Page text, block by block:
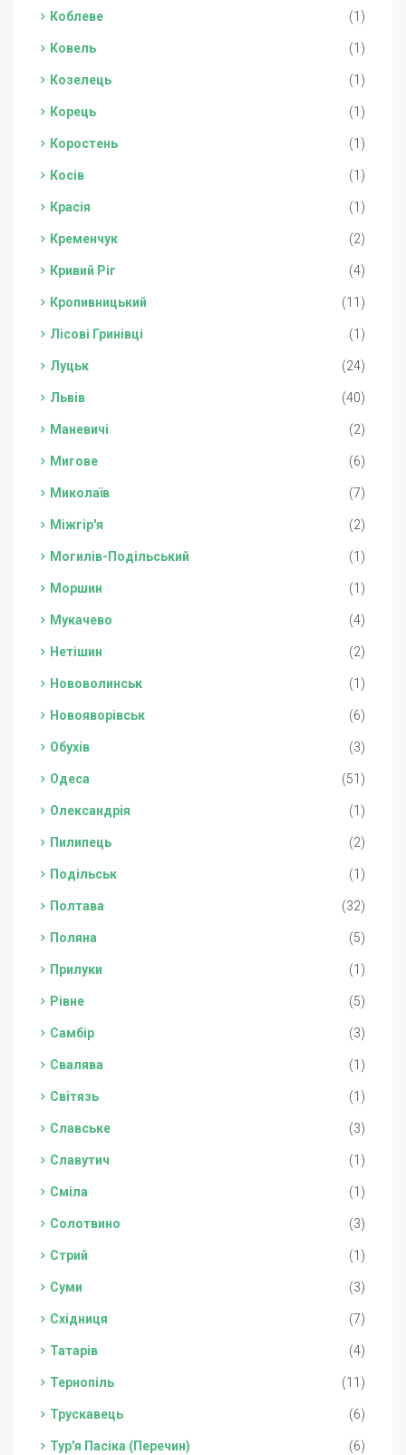
Коблеве (1)
Ковель (1)
Козелець (1)
Корець (1)
Коростень (1)
Косів (1)
Красія (1)
Кременчук (2)
Кривий Ріг (4)
Кропивницький (11)
Лісові Гринівці (1)
Луцьк (24)
Львів (40)
Маневичі (2)
Мигове (6)
Миколаїв (7)
Міжгір'я (2)
Могилів-Подільський (1)
Моршин (1)
Мукачево (4)
Нетішин (2)
Нововолинськ (1)
Новояворівськ (6)
Обухів (3)
Одеса (51)
Олександрія (1)
Пилипець (2)
Подільськ (1)
Полтава (32)
Поляна (5)
Прилуки (1)
Рівне (5)
Самбір (3)
Свалява (1)
Світязь (1)
Славське (3)
Славутич (1)
Сміла (1)
Солотвино (3)
Стрий (1)
Суми (3)
Східниця (7)
Татарів (4)
Тернопіль (11)
Трускавець (6)
Тур'я Пасіка (Перечин) (6)